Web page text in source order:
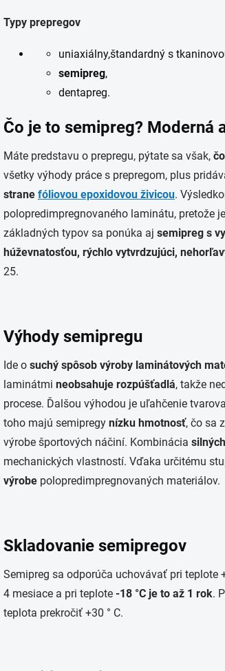
Typy prepregov
uniaxiálny,štandardný s
semipreg,
dentapreg.
Čo je to semipreg? Moderná
Máte predstavu o prepregu, pýtate sa však,
všetky výhody práce s prepregom, plus
strane fóliovou epoxidovou živicou.
polopredimpregnovaného laminátu, pretože
základných typov sa ponúka aj semipreg s
húževnatosťou, rýchlo vytvrdzujúci,
25.
Výhody semipregu
Ide o suchý spôsob výroby laminátových
laminátmi neobsahuje rozpúšťadlá, takže
procese. Ďalšou výhodou je uľahčenie
toho majú semipregy nízku hmotnosť, čo sa
výrobe športových náčiní. Kombinácia
mechanických vlastností. Vďaka určitému
výrobe polopredimpregnovaných materiálov.
Skladovanie semipregov
Semipreg sa odporúča uchovávať pri teplote
4 mesiace a pri teplote -18 °C je to až 1 rok.
teplota prekročiť +30 ° C.